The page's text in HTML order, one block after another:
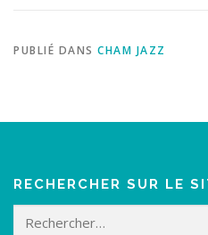
PUBLIÉ DANS CHAM JAZZ
RECHERCHER SUR LE
Rechercher :